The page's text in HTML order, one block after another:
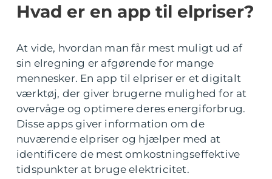
Hvad er en app til elpriser?
At vide, hvordan man får mest muligt ud af
sin elregning er afgørende for mange
mennesker. En app til elpriser er et digitalt
værktøj, der giver brugerne mulighed for at
overvåge og optimere deres energiforbrug.
Disse apps giver information om de
nuværende elpriser og hjælper med at
identificere de mest omkostningseffektive
tidspunkter at bruge elektricitet.